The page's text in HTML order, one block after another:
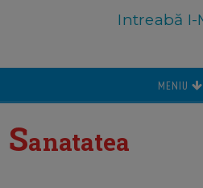
Intreabă I-
MENIU
Sanatatea